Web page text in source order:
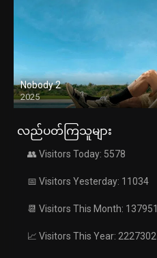
Nobody 2
2025
လည်ပတ်ကြသူများ
👥 Visitors Today: 5578
📅 Visitors Yesterday: 11034
📆 Visitors This Month: 137951
📈 Visitors This Year: 2227302